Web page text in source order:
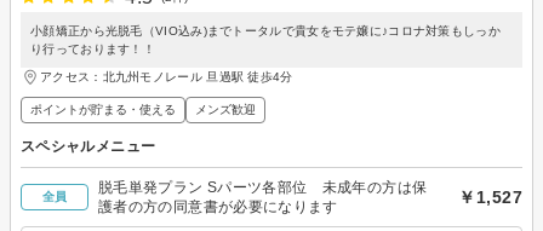
小顔矯正から光脱毛（VIO込み)までトータルで貴女をモテ嬢に♪コロナ対策もしっか
り行っております！！
アクセス：北九州モノレール 旦過駅 徒歩4分
ポイントが貯まる・使える メンズ歓迎
スペシャルメニュー
全員
脱毛単発プラン Sパーツ各部位 未成年の方は保
護者の方の同意書が必要になります
￥1,527